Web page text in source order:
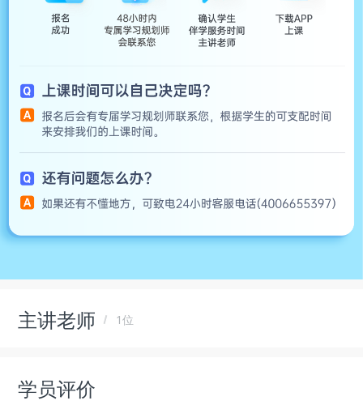
主讲老师 1位
学员评价